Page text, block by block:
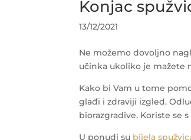
Konjac
13/12/2021
Ne možemo dovoljno
učinka ukoliko je mažete
Kako bi Vam u tome
glađi i zdraviji izgled.
biorazgradive. Koriste se
U ponudi su bijela